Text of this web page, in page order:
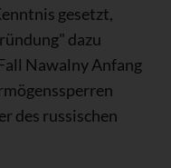
gesetzt,
dazu
Nawalny Anfang
des russischen